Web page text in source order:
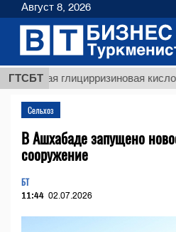
ГТСБТ
глицирризиновая кислота
Сельхоз
В Ашхабаде запущено
сооружение
БТ
11:44 02.07.2026
Август 8, 2026